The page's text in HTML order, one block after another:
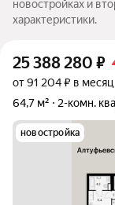
новостройках и
характеристики.
25 388 280 ₽
от 91 204 ₽ в месяц
64,7 м²
2-комн.
новостройка